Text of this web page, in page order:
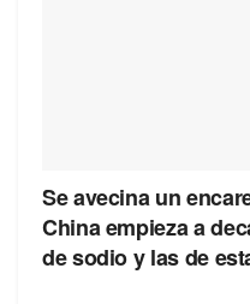
Se avecina un
China empieza a
de sodio y las de